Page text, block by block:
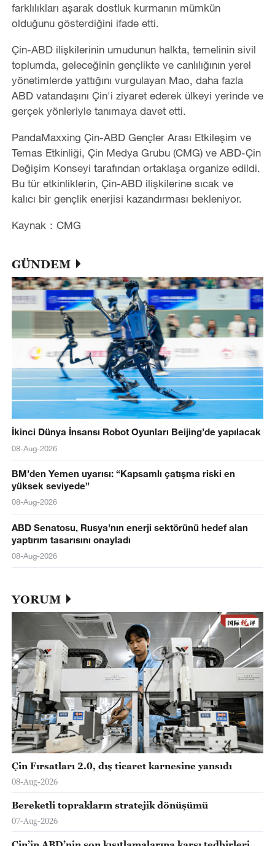
farklılıkları aşarak dostluk kurmanın mümkün
olduğunu gösterdiğini ifade etti.
Çin-ABD ilişkilerinin umudunun halkta, temelinin sivil
toplumda, geleceğinin gençlikte ve canlılığının yerel
yönetimlerde yattığını vurgulayan Mao, daha fazla
ABD vatandaşını Çin'i ziyaret ederek ülkeyi yerinde ve
gerçek yönleriyle tanımaya davet etti.
PandaMaxxing Çin-ABD Gençler Arası Etkileşim ve
Temas Etkinliği, Çin Medya Grubu (CMG) ve ABD-Çin
Değişim Konseyi tarafından ortaklaşa organize edildi.
Bu tür etkinliklerin, Çin-ABD ilişkilerine sıcak ve
kalıcı bir gençlik enerjisi kazandırması bekleniyor.
Kaynak：CMG
GÜNDEM
İkinci Dünya İnsansı Robot Oyunları Beijing’de yapılacak
08-Aug-2026
BM’den Yemen uyarısı: “Kapsamlı çatışma riski en
yüksek seviyede”
08-Aug-2026
ABD Senatosu, Rusya'nın enerji sektörünü hedef alan
yaptırım tasarısını onayladı
08-Aug-2026
YORUM
Çin Fırsatları 2.0, dış ticaret karnesine yansıdı
08-Aug-2026
Bereketli toprakların stratejik dönüşümü
07-Aug-2026